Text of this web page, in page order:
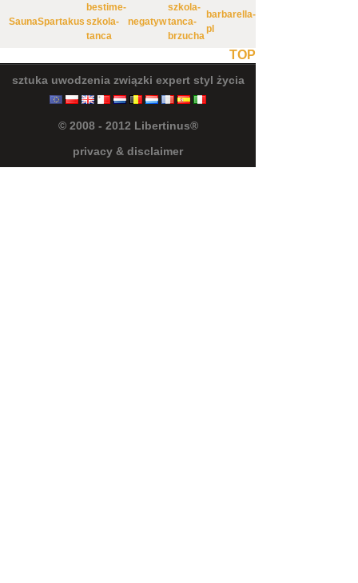
SaunaSpartakus
bestime-
szkola-
tanca
negatyw
szkola-
tanca-
brzucha
barbarella-
pl
TOP
sztuka uwodzenia związki expert styl życia
© 2008 - 2012 Libertinus®
privacy & disclaimer